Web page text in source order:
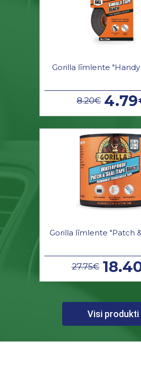
Gorilla līmlente
8.20€
Gorilla līmlente "Patch
27.75€
Visi produkti